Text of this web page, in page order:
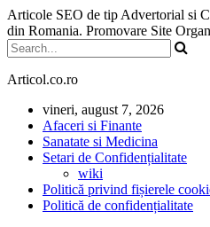
Articole SEO de tip Advertorial si
din Romania. Promovare Site
Articol.co.ro
vineri, august 7, 2026
Afaceri si Finante
Sanatate si Medicina
Setari de Confidențialitate
wiki
Politică privind fișierele
Politică de confidențialitate